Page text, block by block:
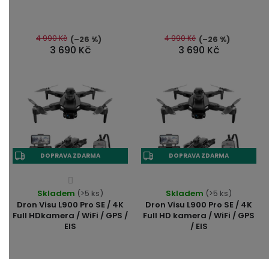
5
hvězdiček.
3 690 Kč
4 990 Kč (–26 %)
3 690 Kč
4 990 Kč (–26 %)
DOPRAVA ZDARMA
Dron Visu L900 Pro SE / 4K
Full HDkamera / WiFi / GPS /
EIS
Průměrné
hodnocení
produktu
je
Skladem (>5 ks)
DOPRAVA ZDARMA
Dron Visu L900 Pro SE / 4K
Full HD kamera / WiFi / GPS
/ EIS
hodnocení
produktu
je
Skladem (>5 ks)